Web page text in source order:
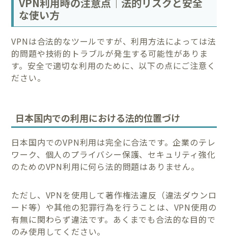
VPN利用時の注意点｜法的リスクと安全
な使い方
VPNは合法的なツールですが、利用方法によっては法
的問題や技術的トラブルが発生する可能性がありま
す。安全で適切な利用のために、以下の点にご注意く
ださい。
日本国内での利用における法的位置づけ
日本国内でのVPN利用は完全に合法です。企業のテレ
ワーク、個人のプライバシー保護、セキュリティ強化
のためのVPN利用に何ら法的問題はありません。
ただし、VPNを使用して著作権法違反（違法ダウンロ
ード等）や其他の犯罪行為を行うことは、VPN使用の
有無に関わらず違法です。あくまでも合法的な目的で
のみ使用してください。